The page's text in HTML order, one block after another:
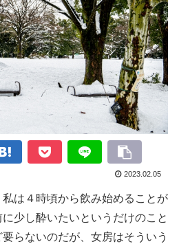
2023.02.05
は４時頃から飲み始めることが
少し酔いたいというだけのこと
らないのだが、女房はそういう